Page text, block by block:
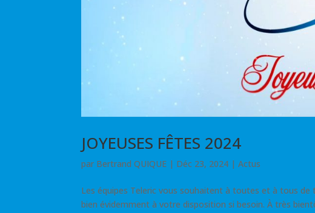
JOYEUSES FÊTES 2024
par Bertrand QUIQUE | Déc 23, 2024 |Actus
Les équipes Teleric vous souhaitent à toutes et à tous
bien évidemment à votre disposition si besoin. À très